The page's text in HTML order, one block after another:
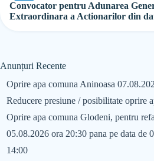
Convocator pentru Adunarea
Extraordinara a Actionarilor din
Anunțuri Recente
Oprire apa comuna Aninoasa
Reducere presiune / posibilitate oprire
Oprire apa comuna Glodeni, pentru
05.08.2026 ora 20:30 pana pe data de
14:00